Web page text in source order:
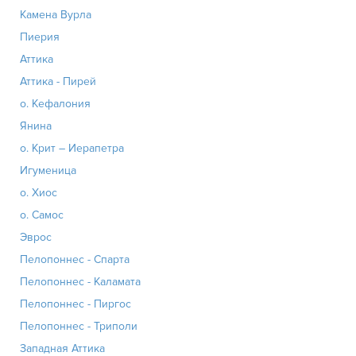
Камена Вурла
Пиерия
Аттика
Аттика - Пирей
о. Кефалония
Янина
о. Крит – Иерапетра
Игуменица
о. Хиос
о. Самос
Эврос
Пелопоннес - Спарта
Пелопоннес - Каламата
Пелопоннес - Пиргос
Пелопоннес - Триполи
Западная Аттика